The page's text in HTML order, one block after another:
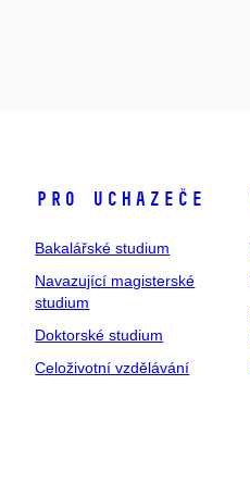
Pro uchazeče
Bakalářské studium
Navazující magisterské
studium
Doktorské studium
Celoživotní vzdělávání